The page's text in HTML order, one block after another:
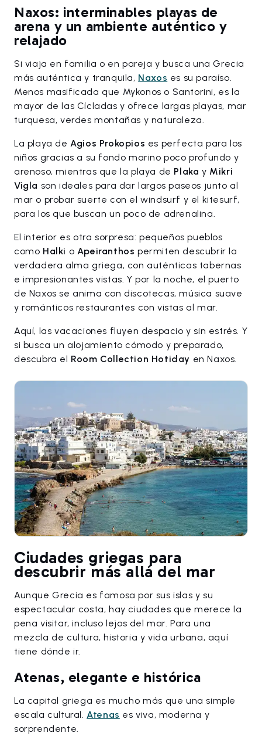
Naxos: interminables playas de
arena y un ambiente auténtico y
relajado
Si viaja en familia o en pareja y busca una Grecia
más auténtica y tranquila, Naxos es su paraíso.
Menos masificada que Mykonos o Santorini, es la
mayor de las Cícladas y ofrece largas playas, mar
turquesa, verdes montañas y naturaleza.
La playa deAgios Prokopios es perfecta para los
niños gracias a su fondo marino poco profundo y
arenoso, mientras que la playa de Plaka y Mikri
Vigla son ideales para dar largos paseos junto al
mar o probar suerte con el windsurf y el kitesurf,
para los que buscan un poco de adrenalina.
El interior es otra sorpresa: pequeños pueblos
como Halki o Apeiranthos permiten descubrir la
verdadera alma griega, con auténticas tabernas
e impresionantes vistas. Y por la noche, el puerto
de Naxos se anima con discotecas, música suave
y románticos restaurantes con vistas al mar.
Aquí, las vacaciones fluyen despacio y sin estrés. Y
si busca un alojamiento cómodo y preparado,
descubra el Room Collection Hotiday en Naxos.
Ciudades griegas para
descubrir más allá del mar
Aunque Grecia es famosa por sus islas y su
espectacular costa, hay ciudades que merece la
pena visitar, incluso lejos del mar. Para una
mezcla de cultura, historia y vida urbana, aquí
tiene dónde ir.
Atenas, elegante e histórica
La capital griega es mucho más que una simple
escala cultural.Atenas es viva, moderna y
sorprendente.